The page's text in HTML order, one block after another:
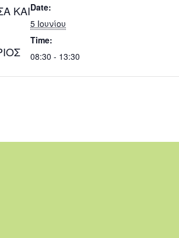
ΚΑΙDate:
5 Ιουνίου
Time:
08:30 - 13:30